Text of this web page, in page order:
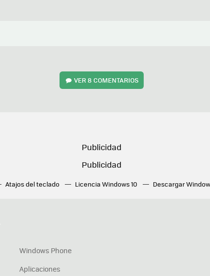
VER8 COMENTARIOS
Atajos del teclado Licencia Windows 10 Descargar
Windows Phone
Aplicaciones